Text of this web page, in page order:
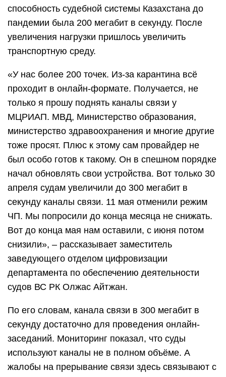
способность судебной системы Казахстана до
пандемии была 200 мегабит в секунду. После
увеличения нагрузки пришлось увеличить
транспортную среду.
«У нас более 200 точек. Из-за карантина всё
проходит в онлайн-формате. Получается, не
только я прошу поднять каналы связи у
МЦРИАП. МВД, Министерство образования,
министерство здравоохранения и многие другие
тоже просят. Плюс к этому сам провайдер не
был особо готов к такому. Он в спешном порядке
начал обновлять свои устройства. Вот только 30
апреля судам увеличили до 300 мегабит в
секунду каналы связи. 11 мая отменили режим
ЧП. Мы попросили до конца месяца не снижать.
Вот до конца мая нам оставили, с июня потом
снизили», – рассказывает заместитель
заведующего отделом цифровизации
департамента по обеспечению деятельности
судов ВС РК Олжас Айтжан.
По его словам, канала связи в 300 мегабит в
секунду достаточно для проведения онлайн-
заседаний. Мониторинг показал, что суды
используют каналы не в полном объёме. А
жалобы на прерывание связи здесь связывают с